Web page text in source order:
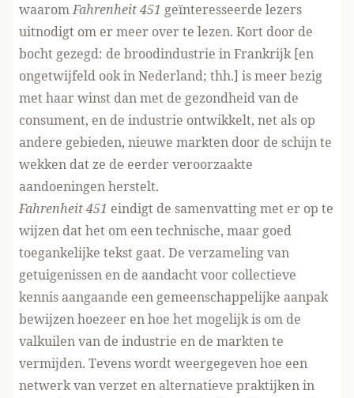
waaromFahrenheit 451 geïnteresseerde lezers
uitnodigt om er meer over te lezen. Kort door de
bocht gezegd: de broodindustrie in Frankrijk [en
ongetwijfeld ook in Nederland; thh.] is meer bezig
met haar winst dan met de gezondheid van de
consument, en de industrie ontwikkelt, net als op
andere gebieden, nieuwe markten door de schijn te
wekken dat ze de eerder veroorzaakte
aandoeningen herstelt.
Fahrenheit 451 eindigt de samenvatting met er op te
wijzen dat het om een technische, maar goed
toegankelijke tekst gaat. De verzameling van
getuigenissen en de aandacht voor collectieve
kennis aangaande een gemeenschappelijke aanpak
bewijzen hoezeer en hoe het mogelijk is om de
valkuilen van de industrie en de markten te
vermijden. Tevens wordt weergegeven hoe een
netwerk van verzet en alternatieve praktijken in